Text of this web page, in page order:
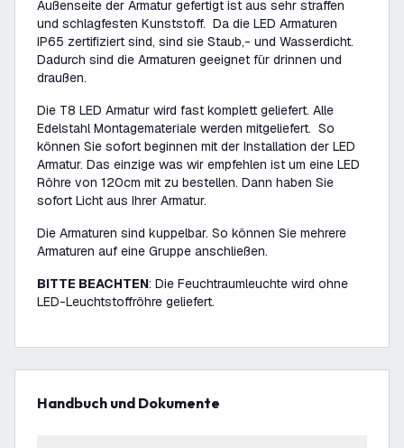
Außenseite der Armatur gefertigt ist aus sehr straffen
und schlagfesten Kunststoff. Da die LED Armaturen
IP65 zertifiziert sind, sind sie Staub,- und Wasserdicht.
Dadurch sind die Armaturen geeignet für drinnen und
draußen.
Die T8 LED Armatur wird fast komplett geliefert. Alle
Edelstahl Montagemateriale werden mitgeliefert. So
können Sie sofort beginnen mit der Installation der LED
Armatur. Das einzige was wir empfehlen ist um eine LED
Röhre von 120cm mit zu bestellen. Dann haben Sie
sofort Licht aus Ihrer Armatur.
Die Armaturen sind kuppelbar. So können Sie mehrere
Armaturen auf eine Gruppe anschließen.
BITTE BEACHTEN: Die Feuchtraumleuchte wird ohne
LED-Leuchtstoffröhre geliefert.
Handbuch und Dokumente